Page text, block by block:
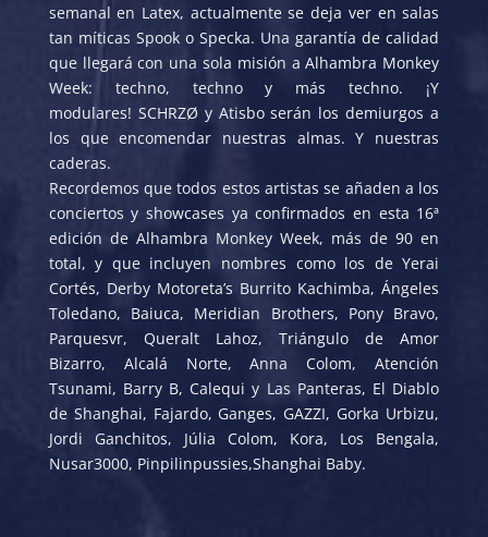
semanal en Latex, actualmente se deja ver en salas
tan míticas Spook o Specka. Una garantía de calidad
que llegará con una sola misión a Alhambra Monkey
Week: techno, techno y más techno. ¡Y
modulares! SCHRZØ y Atisbo serán los demiurgos a
los que encomendar nuestras almas. Y nuestras
caderas.
Recordemos que todos estos artistas se añaden a los
conciertos y showcases ya confirmados en esta 16ª
edición de Alhambra Monkey Week, más de 90 en
total, y que incluyen nombres como los de Yerai
Cortés, Derby Motoreta’s Burrito Kachimba, Ángeles
Toledano, Baiuca, Meridian Brothers, Pony Bravo,
Parquesvr, Queralt Lahoz, Triángulo de Amor
Bizarro, Alcalá Norte, Anna Colom, Atención
Tsunami, Barry B, Calequi y Las Panteras, El Diablo
de Shanghai, Fajardo, Ganges, GAZZI, Gorka Urbizu,
Jordi Ganchitos, Júlia Colom, Kora, Los Bengala,
Nusar3000, Pinpilinpussies,Shanghai Baby.